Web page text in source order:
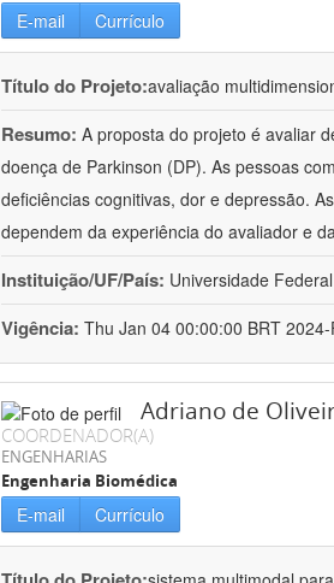
E-mail Currículo
Título do Projeto:avaliação
Resumo: A proposta do projeto é avaliar
doença de Parkinson (DP). As pessoas
deficiências cognitivas, dor e depressão.
dependem da experiência do avaliador e
Instituição/UF/País: Universidade
Vigência: Thu Jan 04 00:00:00 BRT
Adriano de
COORDENADOR(A)
ENGENHARIAS
Engenharia Biomédica
E-mail Currículo